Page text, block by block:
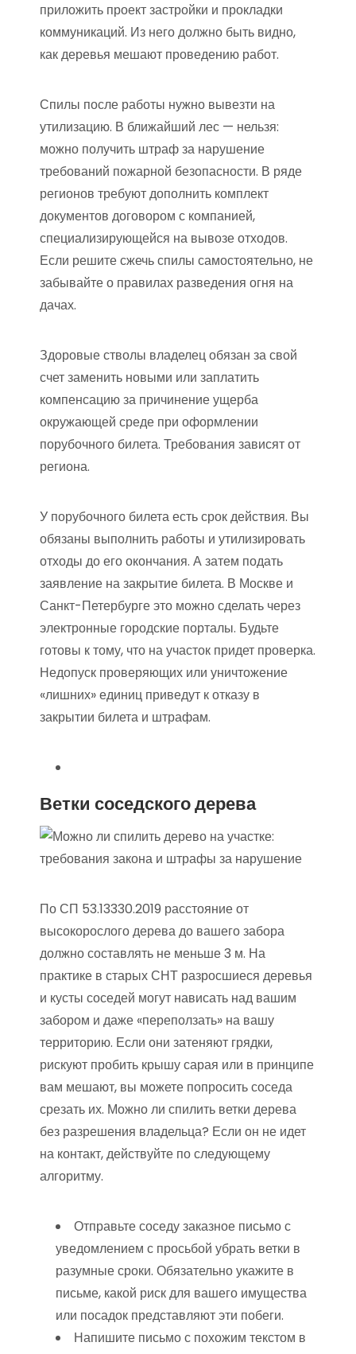
приложить проект застройки и прокладки
коммуникаций. Из него должно быть видно,
как деревья мешают проведению работ.
Спилы после работы нужно вывезти на
утилизацию. В ближайший лес — нельзя:
можно получить штраф за нарушение
требований пожарной безопасности. В ряде
регионов требуют дополнить комплект
документов договором с компанией,
специализирующейся на вывозе отходов.
Если решите сжечь спилы самостоятельно, не
забывайте о правилах разведения огня на
дачах.
Здоровые стволы владелец обязан за свой
счет заменить новыми или заплатить
компенсацию за причинение ущерба
окружающей среде при оформлении
порубочного билета. Требования зависят от
региона.
У порубочного билета есть срок действия. Вы
обязаны выполнить работы и утилизировать
отходы до его окончания. А затем подать
заявление на закрытие билета. В Москве и
Санкт-Петербурге это можно сделать через
электронные городские порталы. Будьте
готовы к тому, что на участок придет проверка.
Недопуск проверяющих или уничтожение
«лишних» единиц приведут к отказу в
закрытии билета и штрафам.
Ветки соседского дерева
По СП 53.13330.2019 расстояние от
высокорослого дерева до вашего забора
должно составлять не меньше 3 м. На
практике в старых СНТ разросшиеся деревья
и кусты соседей могут нависать над вашим
забором и даже «переползать» на вашу
территорию. Если они затеняют грядки,
рискуют пробить крышу сарая или в принципе
вам мешают, вы можете попросить соседа
срезать их. Можно ли спилить ветки дерева
без разрешения владельца? Если он не идет
на контакт, действуйте по следующему
алгоритму.
Отправьте соседу заказное письмо с
уведомлением с просьбой убрать ветки в
разумные сроки. Обязательно укажите в
письме, какой риск для вашего имущества
или посадок представляют эти побеги.
Напишите письмо с похожим текстом в